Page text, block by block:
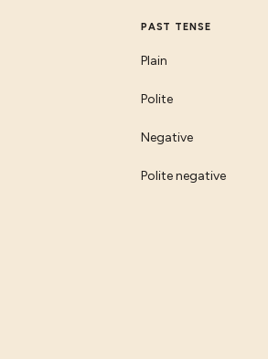
PAST TENSE
Plain
Polite
Negative
Polite negative